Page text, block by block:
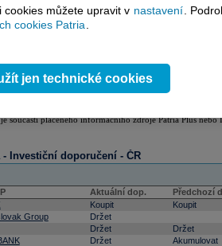
součástí placeného informačního zdroje Patria Plus
- Investiční doporučení - ČR
Aktuální dop. Předchozí
Koupit Koupit
Group
Držet
Držet Držet
Držet Akumulovat
cookies můžete upravit v nastavení .
cookies Patria
jen technické cookies